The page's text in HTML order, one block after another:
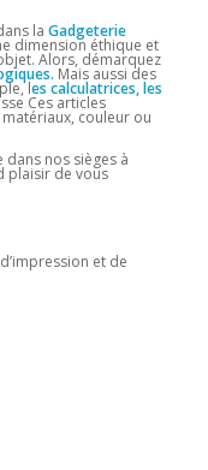
la Gadgeterie
dimension éthique et
Alors, démarquez
Mais aussi des
les calculatrices, les
Ces articles
couleur ou
nos sièges à
plaisir de vous
et de